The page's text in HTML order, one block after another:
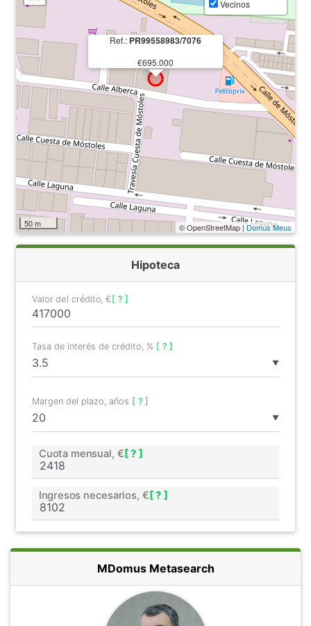
Ref.: PR99558983/7076
€695.000
Vecinos
50 m © OpenStreetMap |Domus Meus
Hipoteca
Valor del crédito, €[ ? ]
▼
Tasa de interés de crédito, % [ ? ]
▼
Margen del plazo, años [ ? ]
Cuota mensual, € [ ? ]
Ingresos necesarios, € [ ? ]
MDomus Metasearch